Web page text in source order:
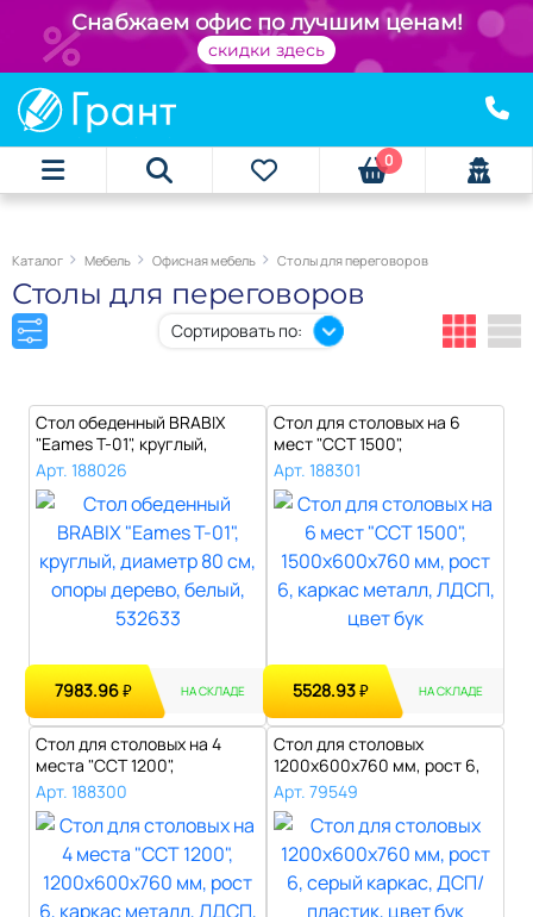
Снабжаем офис по лучшим ценам!
скидки здесь
0
Каталог Мебель Офисная мебель Столы для переговоров
Столы для переговоров
Сортировать по:
Стол обеденный BRABIX
"Eames T-01", круглый,
диаметр 80..
Арт. 188026
7983.96₽ НА СКЛАДЕ
Стол для столовых на 6
мест "ССТ 1500",
1500х600х760 мм..
Арт. 188301
5528.93₽ НА СКЛАДЕ
Стол для столовых на 4
места "ССТ 1200",
1200х600х760 м..
Арт. 188300
Стол для столовых
1200х600х760 мм, рост 6,
серый каркас..
Арт. 79549